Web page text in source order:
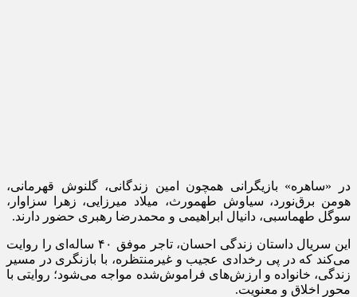
در «ساهره» بازیگرانی همچون امین زندگانی، گلنوش قهرمانی،
هومن برق‌نورد، سیاوش طهمورث، میلاد میرزایی، زهرا سزاوار،
سوگل طهماسبی، دانیال ابراهیمی و محمدرضا رهبری حضور دارند.
این سریال داستان زندگی احسان، تاجر موفق ۴۰ ساله‌ای را روایت
می‌کند که در پی رخدادی عجیب و غیرمنتظره، با بازنگری در مسیر
زندگی، خانواده و ارزش‌های فراموش‌شده مواجه می‌شود؛ روایتی با
محور اخلاق و معنویت.